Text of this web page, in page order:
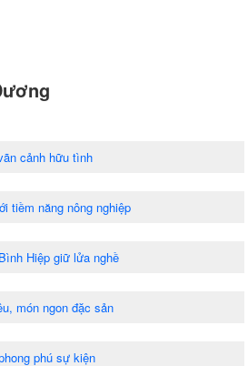
cảnh hữu tình
tiềm năng nông nghiệp
Hiệp giữ lửa nghề
món ngon đặc sản
phú sự kiện